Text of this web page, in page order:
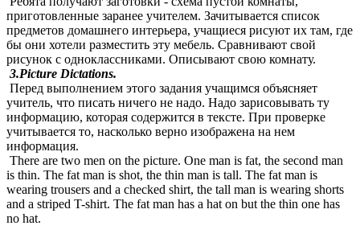
приготовленные заранее учителем. Зачитывается список
предметов домашнего интерьера, учащиеся рисуют их там, где
бы они хотели разместить эту мебель. Сравнивают свой
рисунок с одноклассниками. Описывают свою комнату.
3.Picture Dictations.
Перед выполнением этого задания учащимся объясняет
учитель, что писать ничего не надо. Надо зарисовывать ту
информацию, которая содержится в тексте. При проверке
учитывается то, насколько верно изображена на нем
информация.
There are two men on the picture. One man is fat, the second man
is thin. The fat man is shot, the thin man is tall. The fat man is
wearing trousers and a checked shirt, the tall man is wearing shorts
and a striped T-shirt. The fat man has a hat on but the thin one has
no hat.